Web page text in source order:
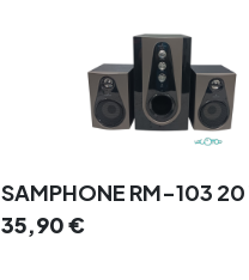
35,90€